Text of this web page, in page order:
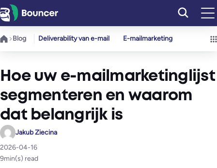
Ga
naar
de
Blog Deliverability van e-mail E-mailmarketing
Hoe uw e-mailmarketinglijst
segmenteren en waarom
dat belangrijk is
Jakub Ziecina
2026-04-16
9min(s) read